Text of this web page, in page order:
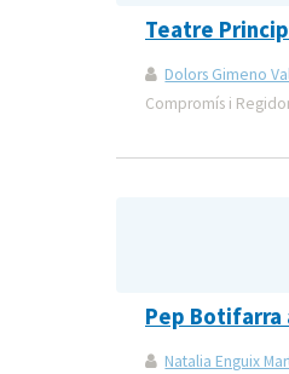
Teatre
Dolors Gimeno
Compromís i
Pep Botifarra
Natalia Enguix